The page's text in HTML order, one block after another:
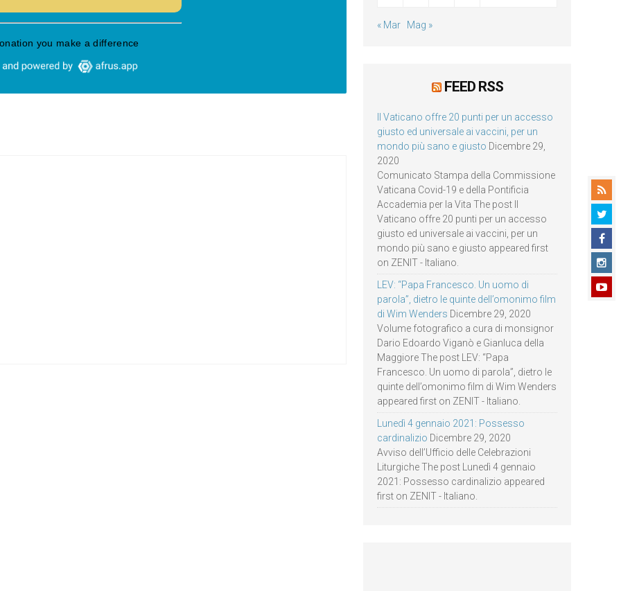
« Mar Mag »
FEED RSS
Il Vaticano offre 20 punti per un accesso
giusto ed universale ai vaccini, per un
mondo più sano e giusto Dicembre 29,
2020
Comunicato Stampa della Commissione
Vaticana Covid-19 e della Pontificia
Accademia per la Vita The post Il
Vaticano offre 20 punti per un accesso
giusto ed universale ai vaccini, per un
mondo più sano e giusto appeared first
on ZENIT - Italiano.
LEV: “Papa Francesco. Un uomo di
parola”, dietro le quinte dell’omonimo film
di Wim Wenders Dicembre 29, 2020
Volume fotografico a cura di monsignor
Dario Edoardo Viganò e Gianluca della
Maggiore The post LEV: “Papa
Francesco. Un uomo di parola”, dietro le
quinte dell’omonimo film di Wim Wenders
appeared first on ZENIT - Italiano.
Lunedì 4 gennaio 2021: Possesso
cardinalizio Dicembre 29, 2020
Avviso dell’Ufficio delle Celebrazioni
Liturgiche The post Lunedì 4 gennaio
2021: Possesso cardinalizio appeared
first on ZENIT - Italiano.